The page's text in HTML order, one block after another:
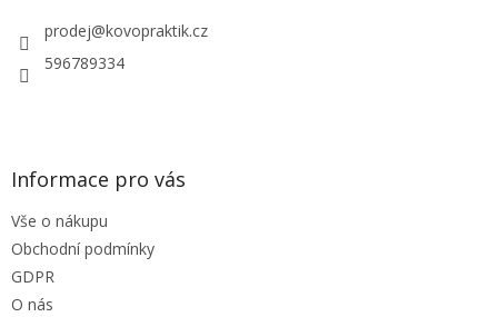
prodej@kovopraktik.cz
596789334
Informace pro vás
Vše o nákupu
Obchodní podmínky
GDPR
O nás